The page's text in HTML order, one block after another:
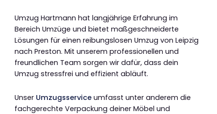
Umzug Hartmann hat langjährige Erfahrung im
Bereich Umzüge und bietet maßgeschneiderte
Lösungen für einen reibungslosen Umzug von Leipzig
nach Preston. Mit unserem professionellen und
freundlichen Team sorgen wir dafür, dass dein
Umzug stressfrei und effizient abläuft.
Unser Umzugsservice umfasst unter anderem die
fachgerechte Verpackung deiner Möbel und